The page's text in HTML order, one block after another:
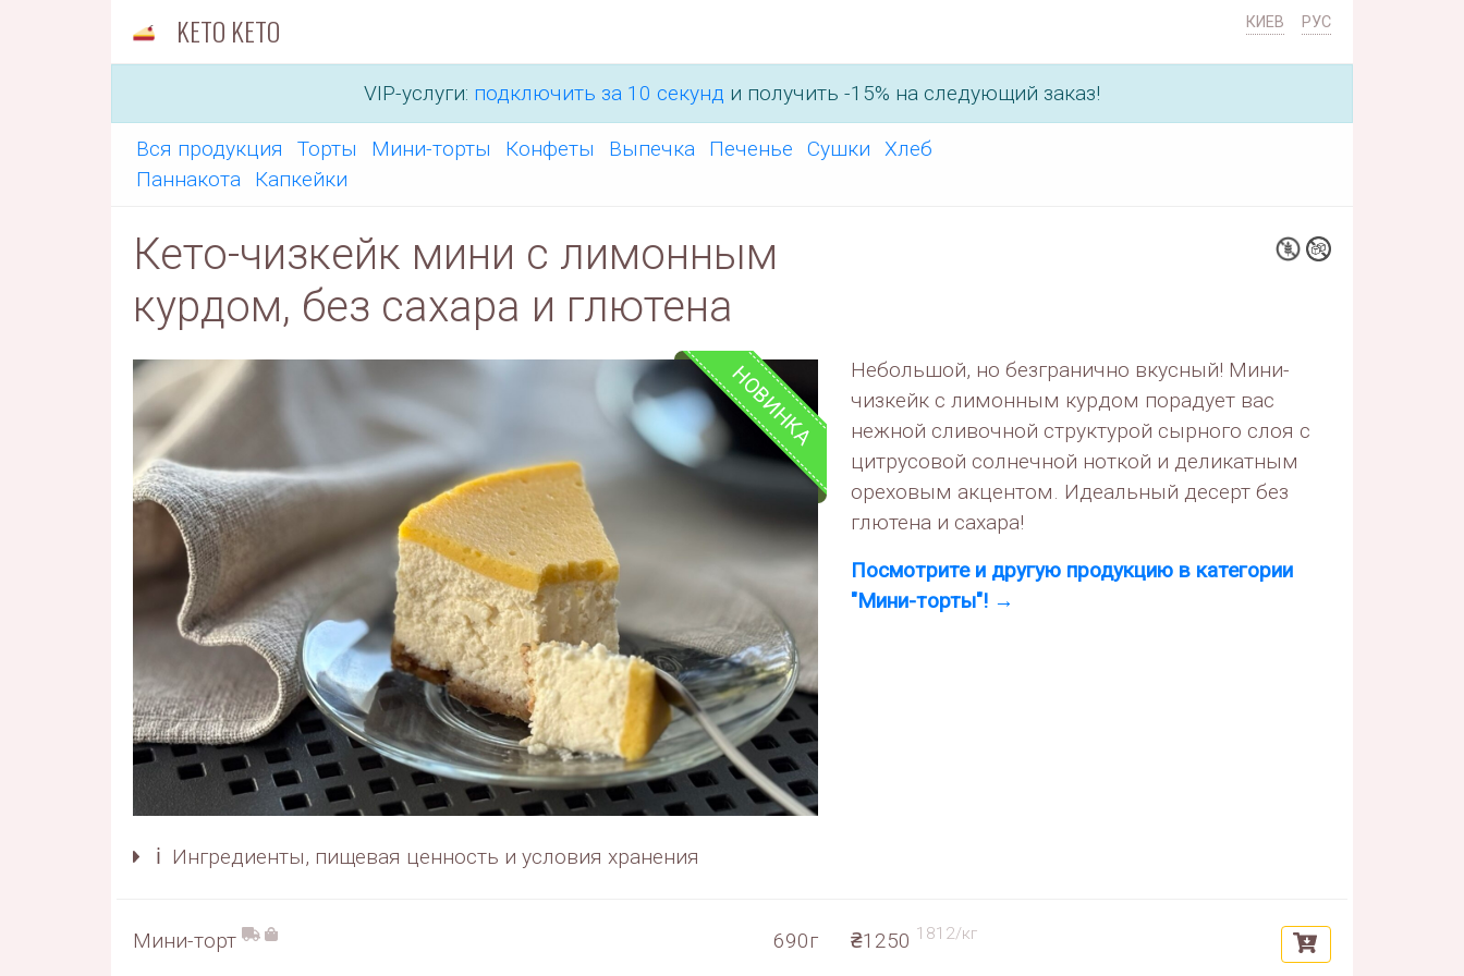
KETO KETO КИЕВ РУС
VIP-услуги: подключить за 10 секунд и получить -15% на следующий заказ!
Вся продукция Торты Мини-торты Конфеты Выпечка Печенье Сушки
Хлеб
Паннакота
Капкейки
Кето-чизкейк мини с лимонным
курдом, без сахара и глютена
НОВИНКА
Небольшой, но безгранично вкусный! Мини-
чизкейк с лимонным курдом порадует вас
нежной сливочной структурой сырного слоя с
цитрусовой солнечной ноткой и деликатным
ореховым акцентом. Идеальный десерт без
глютена и сахара!
Посмотрите и другую продукцию в категории
"Мини-торты"! →
ℹ️ Ингредиенты, пищевая ценность и условия хранения
Мини-торт 690г ₴1250 1812/кг